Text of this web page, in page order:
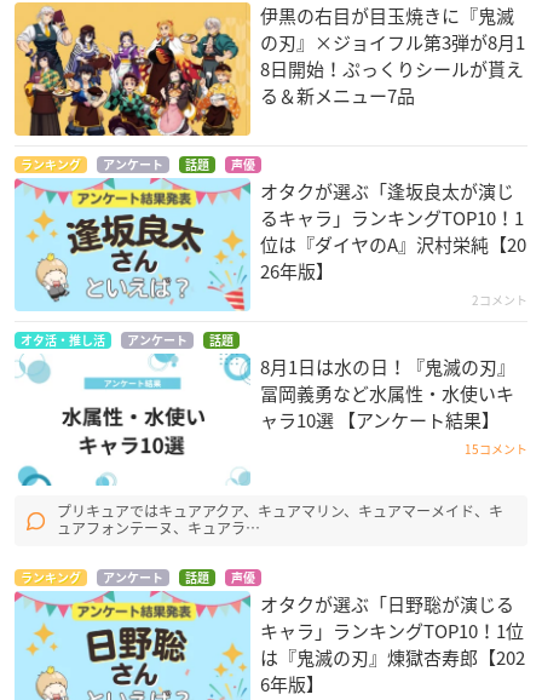
伊黒の右目が目玉焼きに『鬼滅
の刃』×ジョイフル第3弾が8月1
8日開始！ぷっくりシールが貰え
る＆新メニュー7品
ランキング アンケート 話題 声優
オタクが選ぶ「逢坂良太が演じ
るキャラ」ランキングTOP10！1
位は『ダイヤのA』沢村栄純【20
26年版】
2コメント
オタ活・推し活 アンケート 話題
8月1日は水の日！『鬼滅の刃』
冨岡義勇など水属性・水使いキ
ャラ10選 【アンケート結果】
15コメント
プリキュアではキュアアクア、キュアマリン、キュアマーメイド、キ
ュアフォンテーヌ、キュアラ…
ランキング アンケート 話題 声優
オタクが選ぶ「日野聡が演じる
キャラ」ランキングTOP10！1位
は『鬼滅の刃』煉󠄁獄杏寿郎【202
6年版】